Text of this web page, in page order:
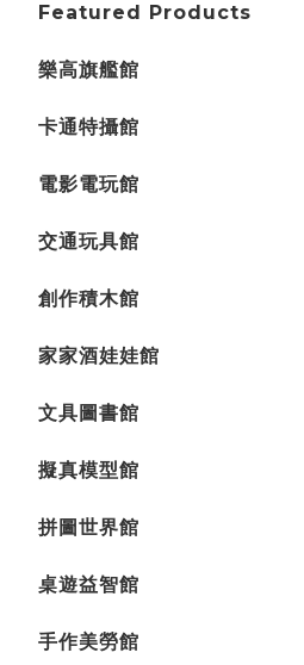
Featured Products
樂高旗艦館
卡通特攝館
電影電玩館
交通玩具館
創作積木館
家家酒娃娃館
文具圖書館
擬真模型館
拼圖世界館
桌遊益智館
手作美勞館